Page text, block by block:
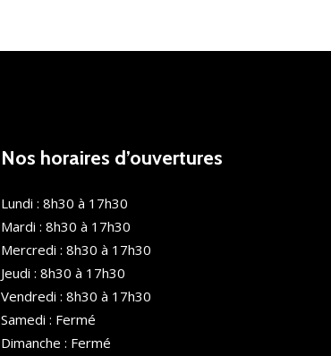
Nos horaires d’ouvertures
Lundi : 8h30 à 17h30
Mardi : 8h30 à 17h30
Mercredi : 8h30 à 17h30
Jeudi : 8h30 à 17h30
Vendredi : 8h30 à 17h30
Samedi : Fermé
Dimanche : Fermé